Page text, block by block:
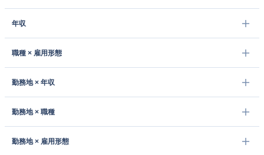
年収
職種 × 雇用形態
勤務地 × 年収
勤務地 × 職種
勤務地 × 雇用形態